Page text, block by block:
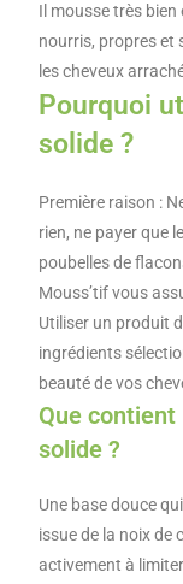
Il mousse très bien
nourris, propres et
les cheveux
Pourquoi
solide ?
Première raison :
rien, ne payer que
poubelles de
Mouss’tif vous
Utiliser un produit
ingrédients
beauté de vos
Que contient
solide ?
Une base douce
issue de la noix de
activement à